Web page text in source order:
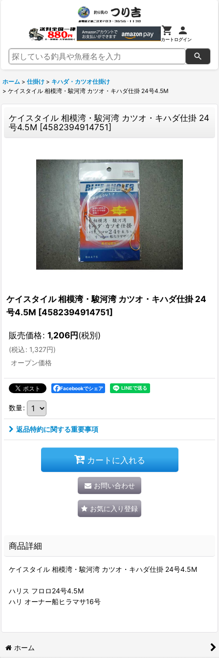
カートログイン
ホーム > 仕掛け > キハダ・カツオ仕掛け
> ケイスタイル 相模湾・駿河湾 カツオ・キハダ仕掛 24号4.5M
ケイスタイル 相模湾・駿河湾 カツオ・キハダ仕掛 24
号4.5M [4582394914751]
ケイスタイル 相模湾・駿河湾 カツオ・キハダ仕掛 24
号4.5M [4582394914751]
販売価格: 1,206円(税別)
(税込: 1,327円)
オープン価格
Facebookでシェア
数量:
返品特約に関する重要事項
カートに入れる
お問い合わせ
お気に入り登録
商品詳細
ケイスタイル 相模湾・駿河湾 カツオ・キハダ仕掛 24号4.5M
ハリス フロロ24号4.5M
ハリ オーナー船ヒラマサ16号
ホーム